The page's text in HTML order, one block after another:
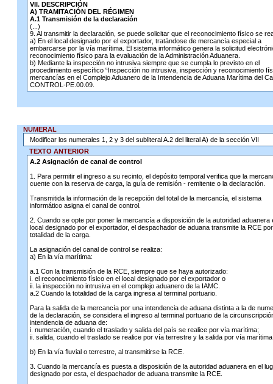
VII. DESCRIPCIÓN
A) TRAMITACIÓN DEL RÉGIMEN
A.1 Transmisión de la declaración
(...)
9. Al transmitir la declaración, se puede solicitar que el reconocimiento físico se
a) En el local designado por el exportador, tratándose de mercancía especial a
embarcarse por la vía marítima. El sistema informático genera la solicitud
reconocimiento físico para la evaluación de la Administración Aduanera.
b) Mediante la inspección no intrusiva siempre que se cumpla lo previsto en el
procedimiento específico “Inspección no intrusiva, inspección y reconocimiento
mercancías en el Complejo Aduanero de la Intendencia de Aduana Marítima del
CONTROL-PE.00.09.
NUMERAL
Modificar los numerales 1, 2 y 3 del subliteral A.2 del literal A) de la sección VII
TEXTO ANTERIOR
A.2 Asignación de canal de control
1. Para permitir el ingreso a su recinto, el depósito temporal verifica que la
cuente con la reserva de carga, la guía de remisión - remitente o la declaración.
Transmitida la información de la recepción del total de la mercancía, el sistema
informático asigna el canal de control.
2. Cuando se opte por poner la mercancía a disposición de la autoridad aduanera
local designado por el exportador, el despachador de aduana transmite la RCE
totalidad de la carga.
La asignación del canal de control se realiza:
a) En la vía marítima:
a.1 Con la transmisión de la RCE, siempre que se haya autorizado:
i. el reconocimiento físico en el local designado por el exportador o
ii. la inspección no intrusiva en el complejo aduanero de la IAMC.
a.2 Cuando la totalidad de la carga ingresa al terminal portuario.
Para la salida de la mercancía por una intendencia de aduana distinta a la de
de la declaración, se considera el ingreso al terminal portuario de la
intendencia de aduana de:
i. numeración, cuando el traslado y salida del país se realice por vía marítima;
ii. salida, cuando el traslado se realice por vía terrestre y la salida por vía
b) En la vía fluvial o terrestre, al transmitirse la RCE.
3. Cuando la mercancía es puesta a disposición de la autoridad aduanera en el
designado por esta, el despachador de aduana transmite la RCE.